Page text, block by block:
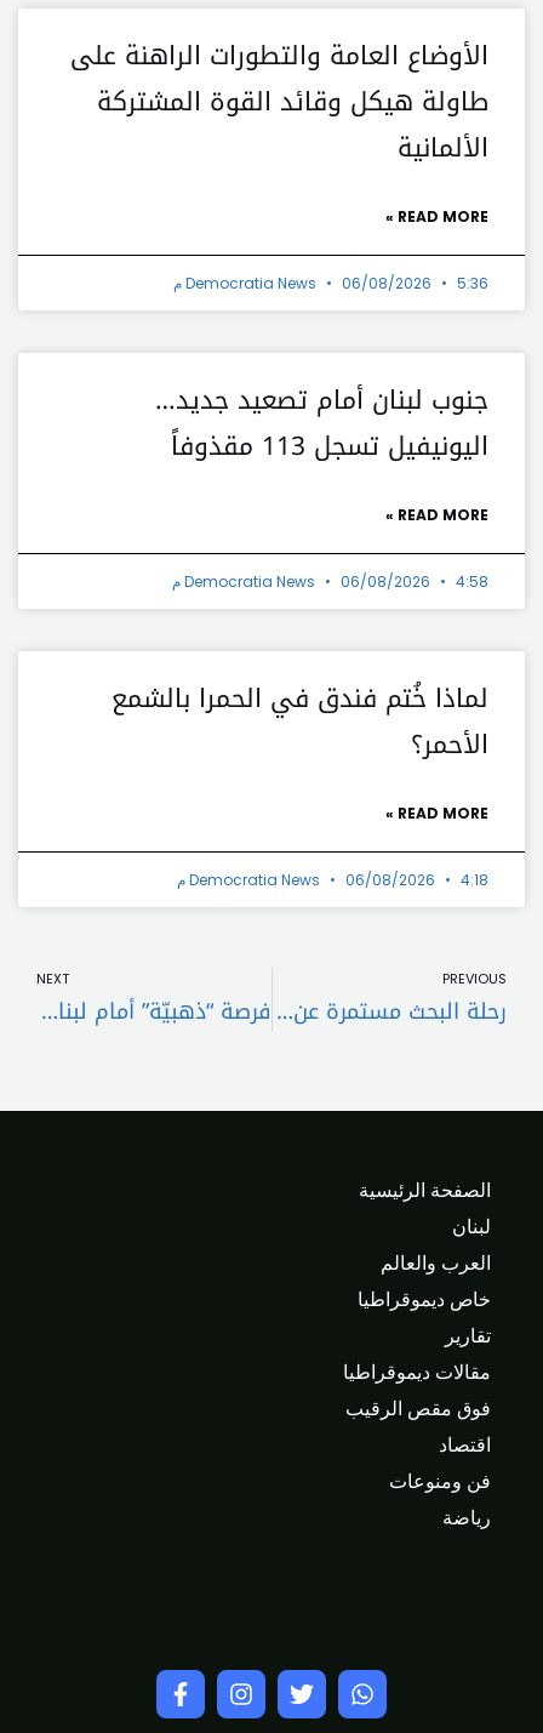
الأوضاع العامة والتطورات الراهنة على
طاولة هيكل وقائد القوة المشتركة
الألمانية
READ MORE »
Democratia News 06/08/2026 5:36 م
جنوب لبنان أمام تصعيد جديد…
اليونيفيل تسجل 113 مقذوفاً
READ MORE »
Democratia News 06/08/2026 4:58 م
لماذا خُتم فندق في الحمرا بالشمع
الأحمر؟
READ MORE »
Democratia News 06/08/2026 4:18 م
PREVIOUS
رحلة البحث مستمرة عن الإسم الحلّ
NEXT
فرصة “ذهبيّة” أمام لبنان… و”مفاجأة” من هوكستين!
الصفحة الرئيسية
لبنان
العرب والعالم
خاص ديموقراطيا
تقارير
مقالات ديموقراطيا
فوق مقص الرقيب
اقتصاد
فن ومنوعات
رياضة